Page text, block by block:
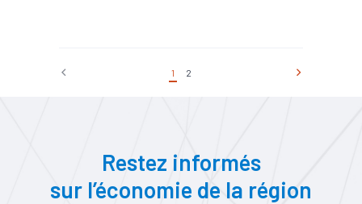
1 2
Restez informés
sur l’économie de la région